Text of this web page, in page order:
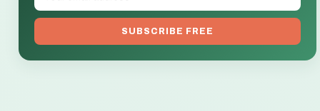
SUBSCRIBE FREE